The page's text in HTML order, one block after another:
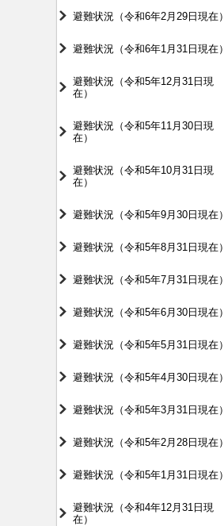
避難状況（令和6年2月29日現在）
避難状況（令和6年1月31日現在）
避難状況（令和5年12月31日現
在）
避難状況（令和5年11月30日現
在）
避難状況（令和5年10月31日現
在）
避難状況（令和5年9月30日現在）
避難状況（令和5年8月31日現在）
避難状況（令和5年7月31日現在）
避難状況（令和5年6月30日現在）
避難状況（令和5年5月31日現在）
避難状況（令和5年4月30日現在）
避難状況（令和5年3月31日現在）
避難状況（令和5年2月28日現在）
避難状況（令和5年1月31日現在）
避難状況（令和4年12月31日現
在）